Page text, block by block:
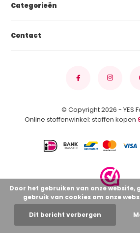
Categorieën
Contact
© Copyright 2026 - YES
Online stoffenwinkel: stoffen kopen
Door het gebruiken van onze website,
gebruik van cookies om onze
Dit bericht verbergen